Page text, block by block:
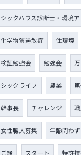
シックハウス診断士・環境
化学物質過敏症 住環境
検証勉強会 勉強会
シックライフ 農業
幹事長 チャレンジ
女性職人募集 年齢問わず
ご縁 スタート 特許